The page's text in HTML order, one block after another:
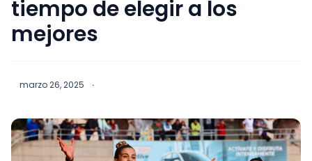
tiempo de elegir a los
mejores
marzo 26, 2025 ·